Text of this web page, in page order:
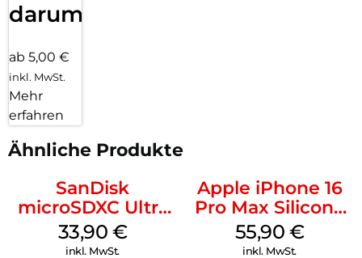
darum!
ab 5,00 €
inkl. MwSt.
Mehr
erfahren
Ähnliche Produkte
SanDisk
microSDXC Ultra
128 GB + Adapter
Mobile
33,90 €
inkl. MwSt.
Apple iPhone 16
Pro Max Silicone
Case MagSafe
Stone Gray
55,90 €
inkl. MwSt.